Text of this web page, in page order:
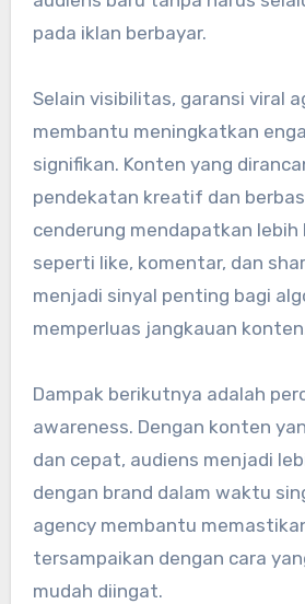
pada iklan berbayar.
Selain visibilitas, garansi viral
membantu meningkatkan
signifikan. Konten yang
pendekatan kreatif dan
cenderung mendapatkan
seperti like, komentar, dan
menjadi sinyal penting bagi
memperluas jangkauan
Dampak berikutnya adalah
awareness. Dengan konten
dan cepat, audiens menjadi
dengan brand dalam waktu
agency membantu
tersampaikan dengan cara
mudah diingat.